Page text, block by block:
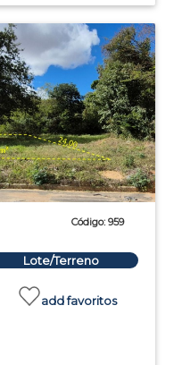
Código: 959
Lote/Terreno
add favoritos